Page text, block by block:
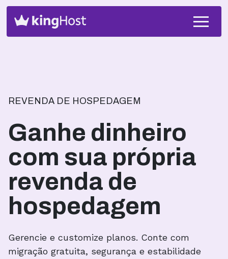
REVENDA DE HOSPEDAGEM
Ganhe dinheiro
com sua própria
revenda de
hospedagem
Gerencie e customize planos. Conte com
migração gratuita, segurança e estabilidade